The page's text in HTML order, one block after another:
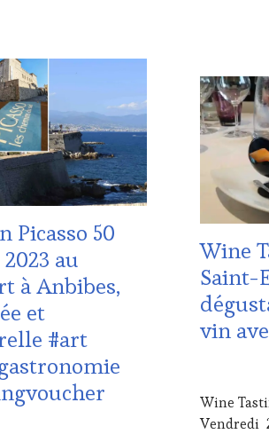
Picasso 50
au
à Anbibes,
et
#art
VITICOLE,
ADHÉRENT,
VIN
TOURISME,
INVITATIONS
WINE
TASTING,
VIGNOBLES,
WINE
TASTING
VOUCHER
Wine
Saint-
vin
2017
Wine
Vendredi